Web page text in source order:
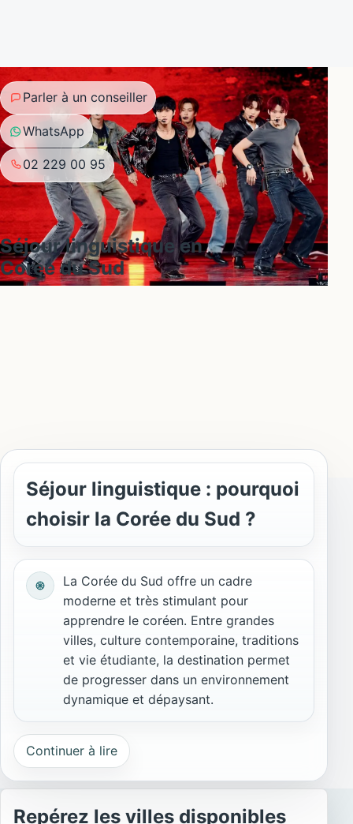
Séjour linguistique en
Corée du Sud
Parler à un conseiller
WhatsApp
02 229 00 95
Séjour linguistique : pourquoi
choisir la Corée du Sud ?
La Corée du Sud offre un cadre
moderne et très stimulant pour
apprendre le coréen. Entre grandes
villes, culture contemporaine, traditions
et vie étudiante, la destination permet
de progresser dans un environnement
dynamique et dépaysant.
Continuer à lire
Repérez les villes disponibles